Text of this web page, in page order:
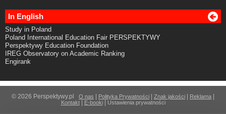
In English
Study in Poland
Poland International Education Fair PERSPEKTYWY
Perspektywy Education Foundation
IREG Observatory on Academic Ranking
Engirank
© 2026 Perspektywy.pl O nas Polityka Prywatności Znak jakości Reklama
Kontakt| E-booki| Ustawienia prywatności